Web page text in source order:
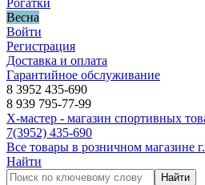
Рогатки
Весна
Войти
Регистрация
Доставка и оплата
Гарантийное обслуживание
8 3952 435-690
8 939 795-77-99
Х-мастер - магазин спортивных
7(3952) 435-690
Все товары в розничном магазине
Найти
Найти